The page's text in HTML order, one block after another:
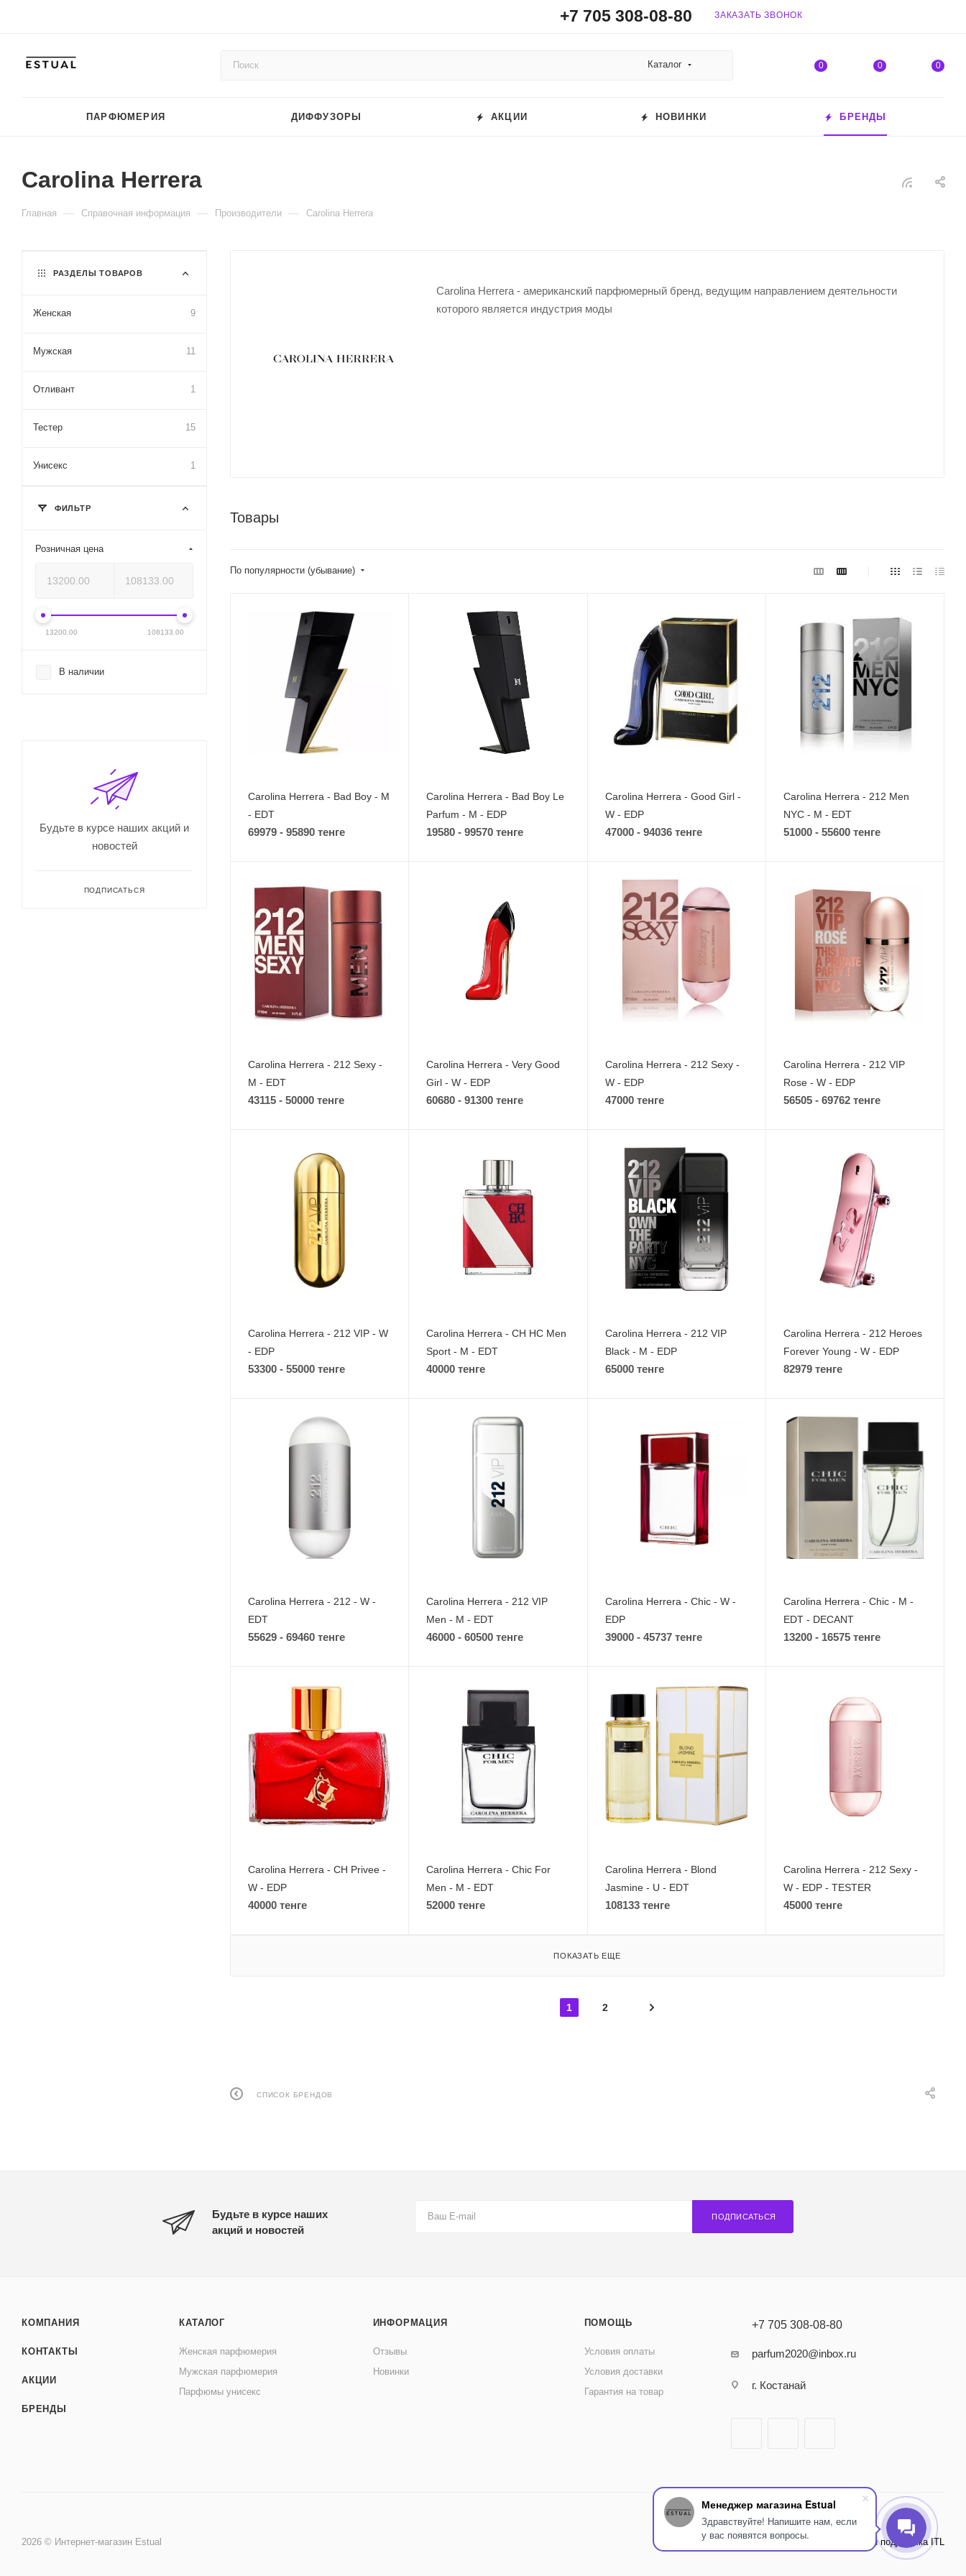
Менеджер магазина Estual
Здравствуйте! Напишите нам, если
у вас появятся вопросы.
+7 705 308-08-80 ЗАКАЗАТЬ ЗВОНОК
Каталог 0 0 0
ПАРФЮМЕРИЯ ДИФФУЗОРЫ АКЦИИ НОВИНКИ БРЕНДЫ
Carolina Herrera
Главная — Справочная информация — Производители — Carolina Herrera
Carolina Herrera - американский парфюмерный бренд, ведущим направлением деятельности
которого является индустрия моды
Товары
По популярности (убывание)
Carolina Herrera - Bad Boy - M
- EDT
69979 - 95890 тенге
Carolina Herrera - Bad Boy Le
Parfum - M - EDP
19580 - 99570 тенге
Carolina Herrera - Good Girl -
W - EDP
47000 - 94036 тенге
Carolina Herrera - 212 Men
NYC - M - EDT
51000 - 55600 тенге
Carolina Herrera - 212 Sexy -
M - EDT
43115 - 50000 тенге
Carolina Herrera - Very Good
Girl - W - EDP
60680 - 91300 тенге
Carolina Herrera - 212 Sexy -
W - EDP
47000 тенге
Carolina Herrera - 212 VIP
Rose - W - EDP
56505 - 69762 тенге
Carolina Herrera - 212 VIP - W
- EDP
53300 - 55000 тенге
Carolina Herrera - CH HC Men
Sport - M - EDT
40000 тенге
Carolina Herrera - 212 VIP
Black - M - EDP
65000 тенге
Carolina Herrera - 212 Heroes
Forever Young - W - EDP
82979 тенге
Carolina Herrera - 212 - W -
EDT
55629 - 69460 тенге
Carolina Herrera - 212 VIP
Men - M - EDT
46000 - 60500 тенге
Carolina Herrera - Chic - W -
EDP
39000 - 45737 тенге
Carolina Herrera - Chic - M -
EDT - DECANT
13200 - 16575 тенге
Carolina Herrera - CH Privee -
W - EDP
40000 тенге
Carolina Herrera - Chic For
Men - M - EDT
52000 тенге
Carolina Herrera - Blond
Jasmine - U - EDT
108133 тенге
Carolina Herrera - 212 Sexy -
W - EDP - TESTER
45000 тенге
ПОКАЗАТЬ ЕЩЕ
1 2
СПИСОК БРЕНДОВ
РАЗДЕЛЫ ТОВАРОВ
Женская 9
Мужская 11
Отливант 1
Тестер 15
Унисекс 1
ФИЛЬТР
Розничная цена
13200.00 108133.00
В наличии
Будьте в курсе наших акций и
новостей
ПОДПИСАТЬСЯ
Будьте в курсе наших
акций и новостей
ПОДПИСАТЬСЯ
КОМПАНИЯ
КОНТАКТЫ
АКЦИИ
БРЕНДЫ
КАТАЛОГ
Женская парфюмерия
Мужская парфюмерия
Парфюмы унисекс
ИНФОРМАЦИЯ
Отзывы
Новинки
ПОМОЩЬ
Условия оплаты
Условия доставки
Гарантия на товар
+7 705 308-08-80
parfum2020@inbox.ru
г. Костанай
2026 © Интернет-магазин Estual Внедрение и поддержка ITL